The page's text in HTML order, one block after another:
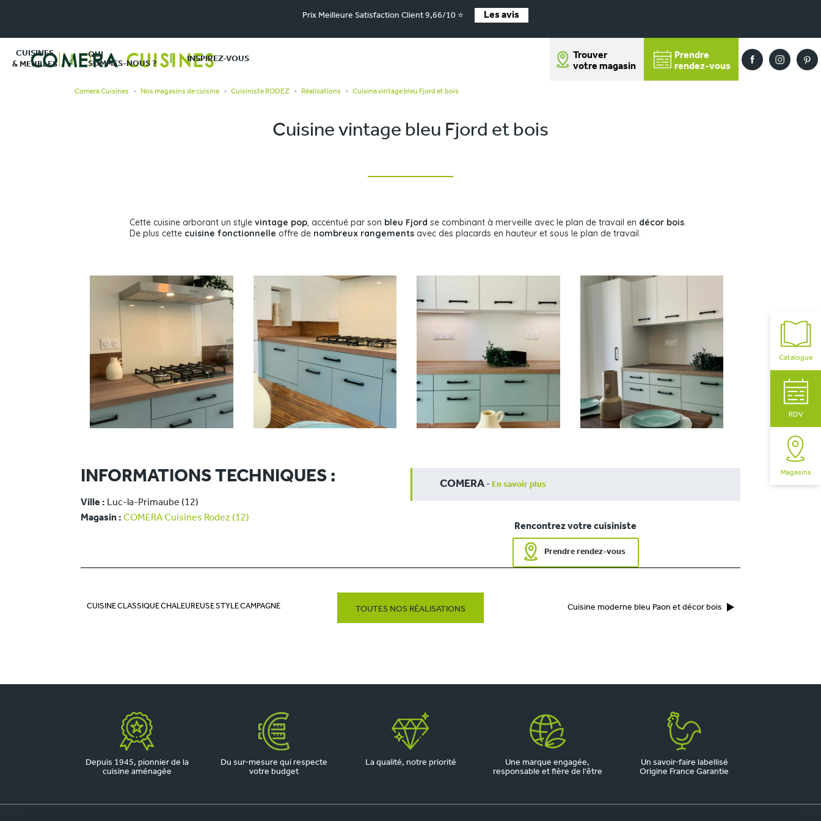
Prix Meilleure Satisfaction Client 9,66/10 ⭐ Les avis
CUISINES
& MEUBLES
QUI
SOMMES-NOUS ?
INSPIREZ-VOUS
Trouver
votre magasin
Prendre
rendez-vous
Catalogue
RDV
Magasins
Comera Cuisines > Nos magasins de cuisine > Cuisiniste RODEZ > Réalisations > Cuisine vintage bleu Fjord et bois
Cuisine vintage bleu Fjord et bois
Cette cuisine arborant un style vintage pop, accentué par son bleu Fjord se combinant à merveille avec le plan de travail en décor bois.
De plus cette cuisine fonctionnelle offre de nombreux rangements avec des placards en hauteur et sous le plan de travail.
INFORMATIONS TECHNIQUES :
Ville : Luc-la-Primaube (12)
Magasin : COMERA Cuisines Rodez (12)
COMERA - En savoir plus
Rencontrez votre cuisiniste
Prendre rendez-vous
CUISINE CLASSIQUE CHALEUREUSE STYLE CAMPAGNE TOUTES NOS RÉALISATIONS Cuisine moderne bleu Paon et décor bois
Depuis 1945, pionnier de la
cuisine aménagée
Du sur-mesure qui respecte
votre budget
La qualité, notre priorité
Une marque engagée,
responsable et fière de l'être
Un savoir-faire labellisé
Origine France Garantie